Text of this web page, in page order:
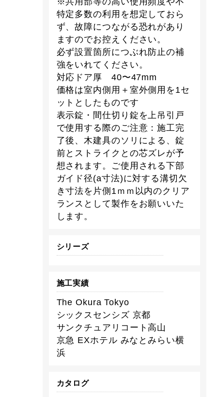
特定多数の利用を想定しておら
ず、故障につながる恐れがあり
ますのでお控えください。
必ず設置箇所につぶれ防止の補
強をいれてください。
対応ドア厚 40〜47mm
価格は室内側用＋室外側用を1セ
ットとしたものです
表示錠・間仕切り錠を上吊引戸
で使用する際のご注意：施工完
了後、木建具のソリによる、錠
前とストライクとの芯ズレが予
想されます。ご使用される下部
ガイド径(a寸法)に対する溝切欠
き寸法を片側1ｍｍ以内のクリア
ランスとして製作をお願いいた
します。
シリーズ
施工実績
The Okura Tokyo
シックスセンシズ 京都
サンクチュアリコート高山
京急 EXホテル みなとみらい横
浜
カタログ